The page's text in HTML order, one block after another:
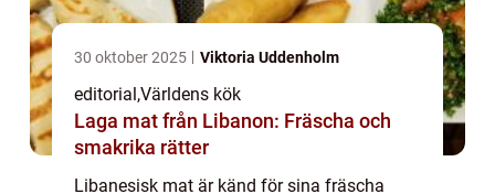
30 oktober 2025 Viktoria Uddenholm
editorial,Världens kök
Laga mat från Libanon: Fräscha och
smakrika rätter
Libanesisk mat är känd för sina fräscha